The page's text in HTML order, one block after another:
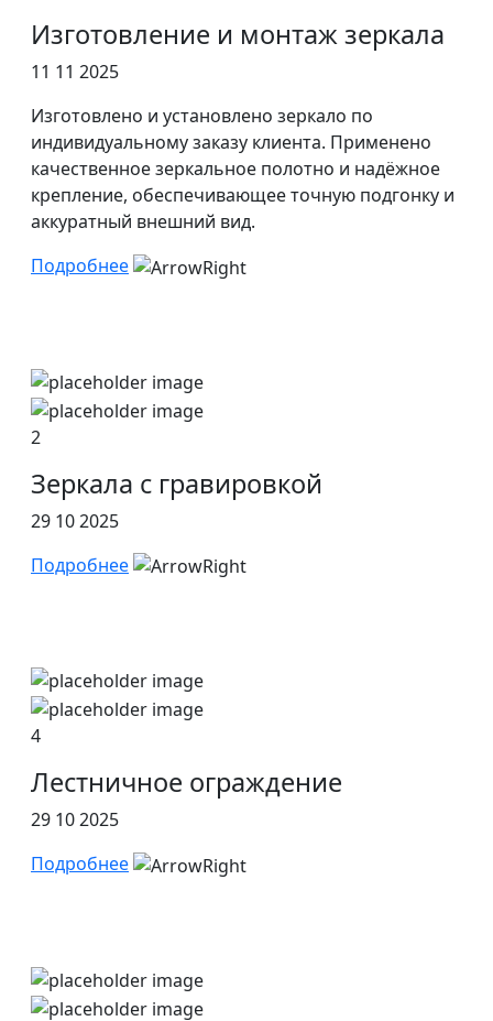
Изготовление и монтаж зеркала
11 11 2025
Изготовлено и установлено зеркало по
индивидуальному заказу клиента. Применено
качественное зеркальное полотно и надёжное
крепление, обеспечивающее точную подгонку и
аккуратный внешний вид.
Подробнее
2
Зеркала с гравировкой
29 10 2025
Подробнее
4
Лестничное ограждение
29 10 2025
Подробнее